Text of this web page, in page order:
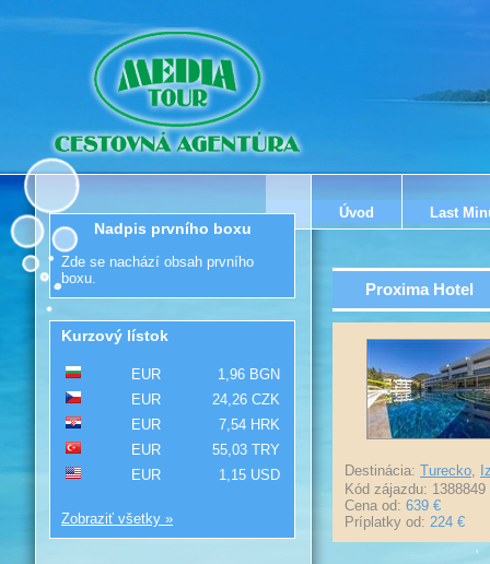
Úvod Last
Proxima Hotel
Destinácia: Turecko,
Kód zájazdu: 1388849
Cena od: 639 €
Príplatky od: 224 €
Nadpis prvního boxu
Zde se nachází obsah prvního
boxu.
Kurzový lístok
EUR
1,96 BGN
EUR
24,26 CZK
EUR
7,54 HRK
EUR
55,03 TRY
EUR
1,15 USD
Zobraziť všetky »